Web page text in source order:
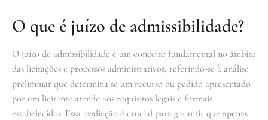
O que é juízo de admissibilidade?
O juízo de admissibilidade é um conceito fundamental no âmbito
das licitações e processos administrativos, referindo-se à análise
preliminar que determina se um recurso ou pedido apresentado
por um licitante atende aos requisitos legais e formais
estabelecidos. Essa avaliação é crucial para garantir que apenas